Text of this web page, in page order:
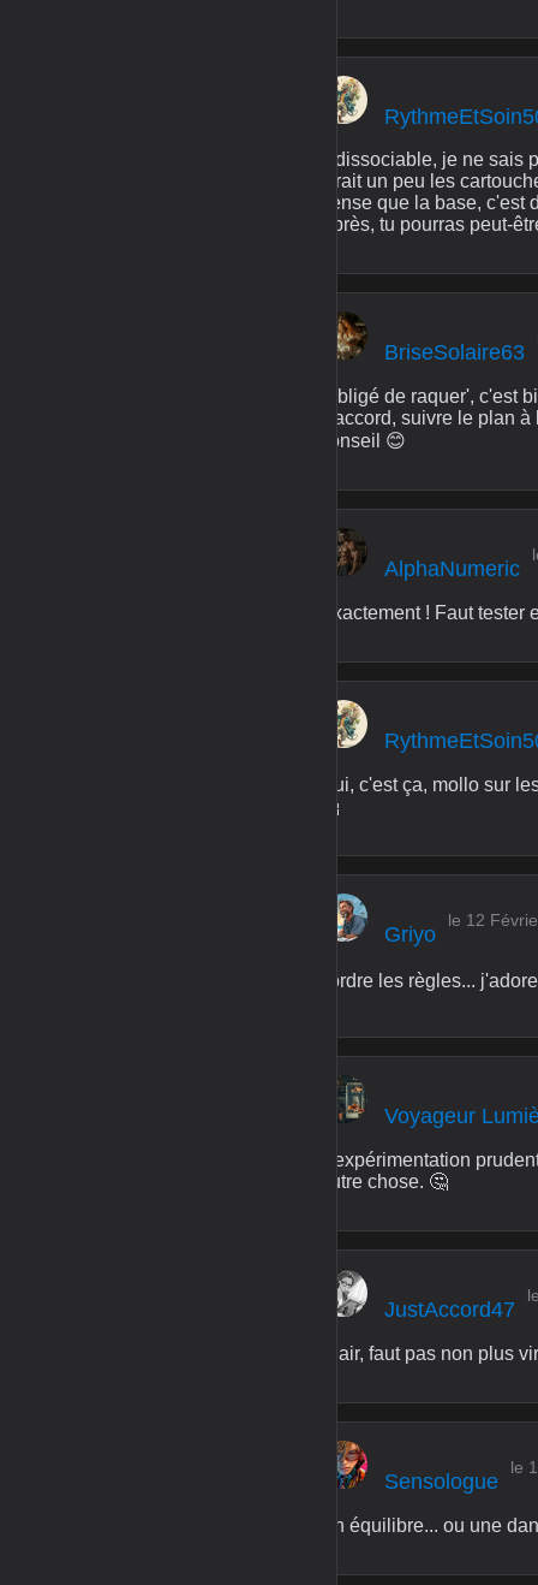
Indissociable, je ne sais
dirait un peu les
pense que la base,
Après, tu pourras peut-
BriseSolaire63
'Obligé de raquer', c'est
d'accord, suivre le plan
conseil 😊
AlphaNumeric
Exactement ! Faut
Oui, c'est ça, mollo sur
🤔
Griyo
le 12
Tordre les règles...
Voyageur
L'expérimentation
autre chose. 🤔
JustAccord47
Clair, faut pas non plus
Sensologue
le
Un équilibre... ou une